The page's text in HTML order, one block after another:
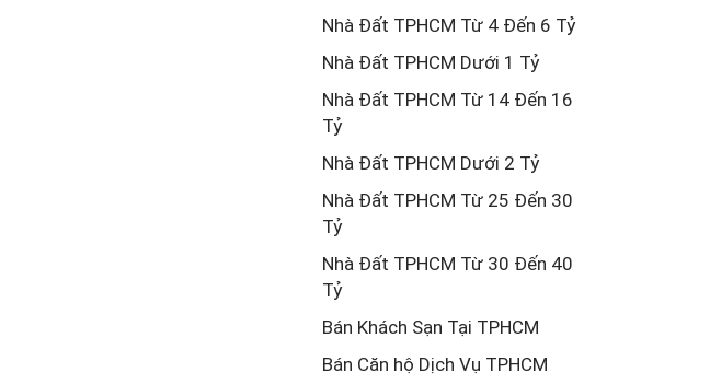
Nhà Đất TPHCM Từ 4 Đến 6 Tỷ
Nhà Đất TPHCM Dưới 1 Tỷ
Nhà Đất TPHCM Từ 14 Đến 16
Tỷ
Nhà Đất TPHCM Dưới 2 Tỷ
Nhà Đất TPHCM Từ 25 Đến 30
Tỷ
Nhà Đất TPHCM Từ 30 Đến 40
Tỷ
Bán Khách Sạn Tại TPHCM
Bán Căn hộ Dịch Vụ TPHCM